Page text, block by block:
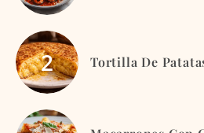
Tortilla De